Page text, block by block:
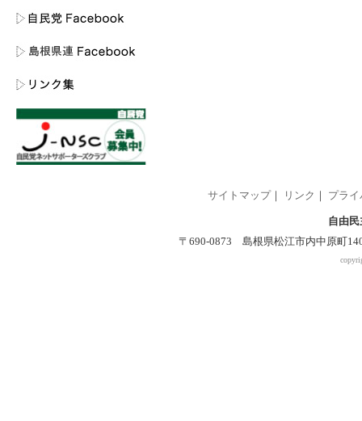
サイトマップ｜ リンク プラ
自由
〒690-0873 島根県松江市内中原町